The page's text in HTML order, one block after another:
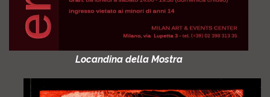
Locandina della Mostra